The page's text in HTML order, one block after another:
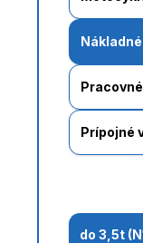
Prípojné
do 3,5t